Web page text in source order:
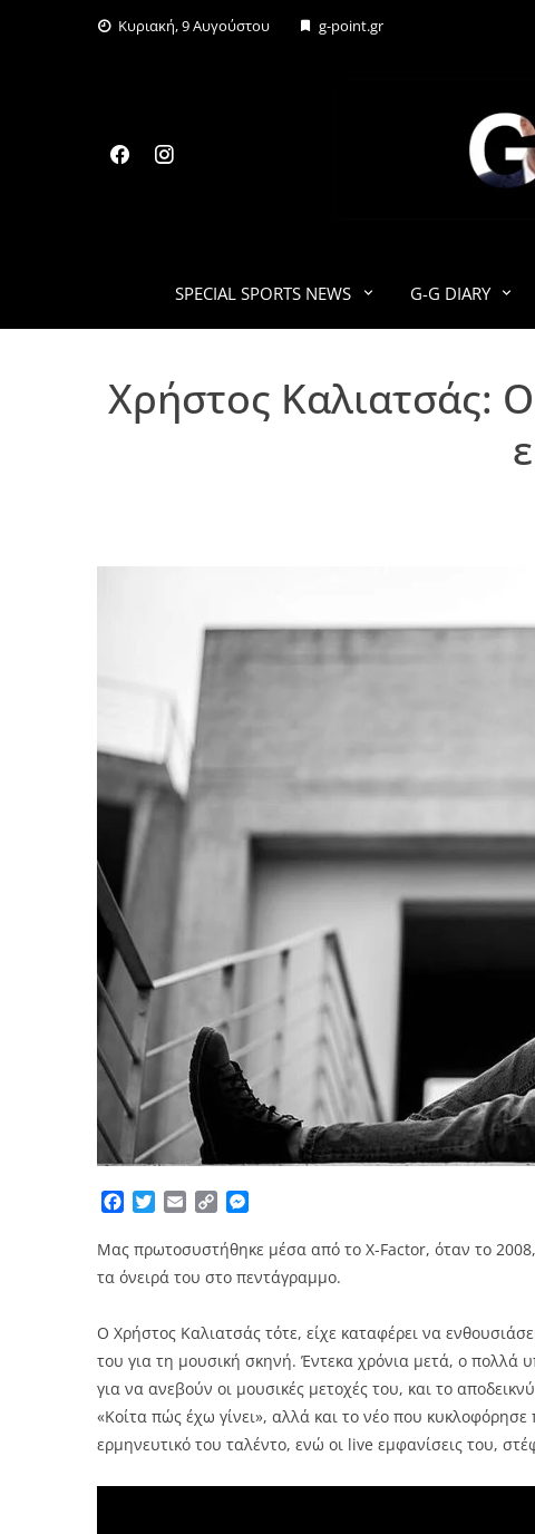
Κυριακή, 9 Αυγούστου g-point.gr
SPECIAL SPORTS NEWS G-G DIARY
Χρήστος Καλιατσάς:
Facebook
TwitterEmailCopy
Μας πρωτοσυστήθηκε μέσα από το Χ-Factor, όταν το
τα όνειρά του στο πεντάγραμμο.
Ο Χρήστος Καλιατσάς τότε, είχε καταφέρει να
του για τη μουσική σκηνή. Έντεκα χρόνια μετά, ο πολλά
για να ανεβούν οι μουσικές μετοχές του, και το
«Κοίτα πώς έχω γίνει», αλλά και το νέο που κυκλοφόρησε
ερμηνευτικό του ταλέντο, ενώ οι live εμφανίσεις του,